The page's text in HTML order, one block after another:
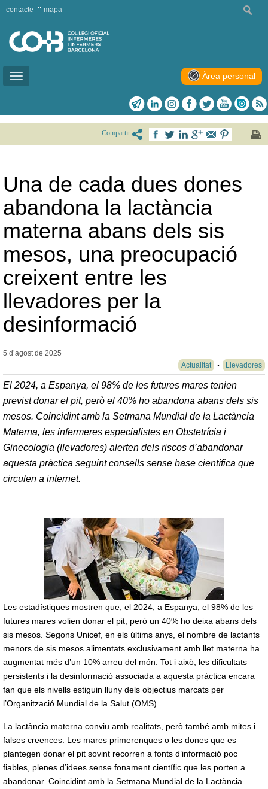
Toggle
contacte mapa
Àrea personal
Compartir
Una de cada dues dones
abandona la lactància
materna abans dels sis
mesos, una preocupació
creixent entre les
llevadores per la
desinformació
5 d’agost de 2025
Actualitat
Llevadores
El 2024, a Espanya, el 98% de les futures mares tenien
previst donar el pit, però el 40% ho abandona abans dels sis
mesos. Coincidint amb la Setmana Mundial de la Lactància
Materna, les infermeres especialistes en Obstetrícia i
Ginecologia (llevadores) alerten dels riscos d’abandonar
aquesta pràctica seguint consells sense base científica que
circulen a internet.
Les estadístiques mostren que, el 2024, a Espanya, el 98% de les
futures mares volien donar el pit, però un 40% ho deixa abans dels
sis mesos. Segons Unicef, en els últims anys, el nombre de lactants
menors de sis mesos alimentats exclusivament amb llet materna ha
augmentat més d’un 10% arreu del món. Tot i això, les dificultats
persistents i la desinformació associada a aquesta pràctica encara
fan que els nivells estiguin lluny dels objectius marcats per
l’Organització Mundial de la Salut (OMS).
La lactància materna conviu amb realitats, però també amb mites i
falses creences. Les mares primerenques o les dones que es
plantegen donar el pit sovint recorren a fonts d’informació poc
fiables, plenes d’idees sense fonament científic que les porten a
abandonar. Coincidint amb la Setmana Mundial de la Lactància